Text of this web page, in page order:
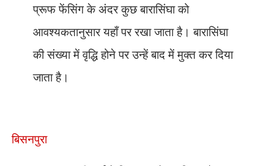
प्रूफ फेंसिंग के अंदर कुछ बारासिंघा को
आवश्यकतानुसार यहाँ पर रखा जाता है। बारासिंघा
की संख्या में वृद्धि होने पर उन्हें बाद में मुक्त कर दिया
जाता है।
बिसनपुरा